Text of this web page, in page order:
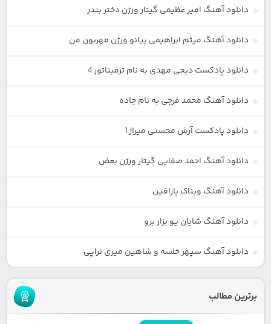
دانلود آهنگ امیر عظیمی گیتار ورژن دختر بندر
دانلود آهنگ میثم ابراهیمی پیانو ورژن مهربون من
دانلود پادکست دیجی مهدی به نام ترمیناتور 4
دانلود آهنگ محمد فرجی به نام جاده
دانلود پادکست آرش محسنی میراژ 1
دانلود آهنگ احمد صفایی گیتار ورژن بعض
دانلود آهنگ ویناک پارافین
دانلود آهنگ شایان یو بزار برو
دانلود آهنگ سپهر خلسه و شاهین میری تراپی
برترین مطالب